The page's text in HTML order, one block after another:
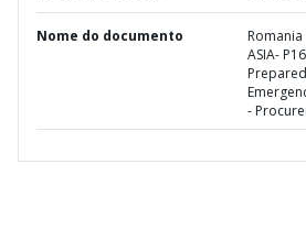
Nome do documento
Romania
ASIA-
-